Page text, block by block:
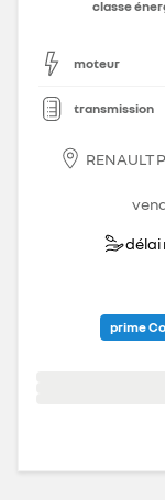
classe
moteur
transmission
RENAULT
délai
prime